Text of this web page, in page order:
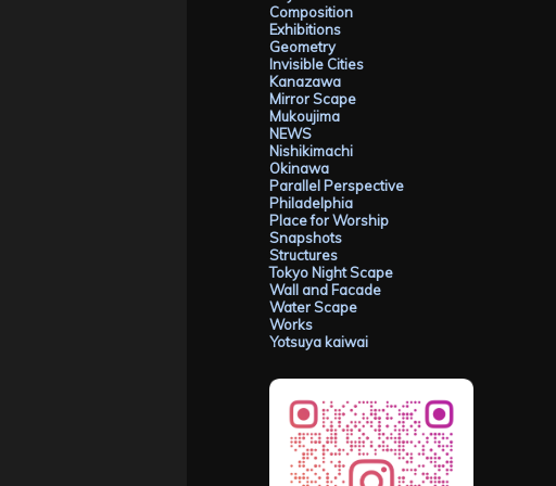
Composition
Exhibitions
Geometry
Invisible Cities
Kanazawa
Mirror Scape
Mukoujima
NEWS
Nishikimachi
Okinawa
Parallel Perspective
Philadelphia
Place for Worship
Snapshots
Structures
Tokyo Night Scape
Wall and Facade
Water Scape
Works
Yotsuya kaiwai